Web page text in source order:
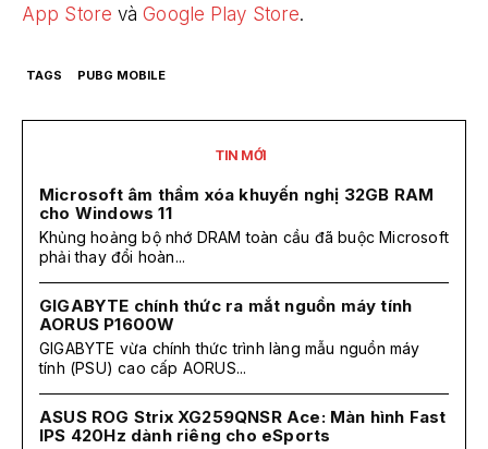
App Store vàGoogle Play Store.
TAGS PUBG MOBILE
TIN MỚI
Microsoft âm thầm xóa khuyến nghị 32GB RAM
cho Windows 11
Khủng hoảng bộ nhớ DRAM toàn cầu đã buộc Microsoft
phải thay đổi hoàn...
GIGABYTE chính thức ra mắt nguồn máy tính
AORUS P1600W
GIGABYTE vừa chính thức trình làng mẫu nguồn máy
tính (PSU) cao cấp AORUS...
ASUS ROG Strix XG259QNSR Ace: Màn hình Fast
IPS 420Hz dành riêng cho eSports